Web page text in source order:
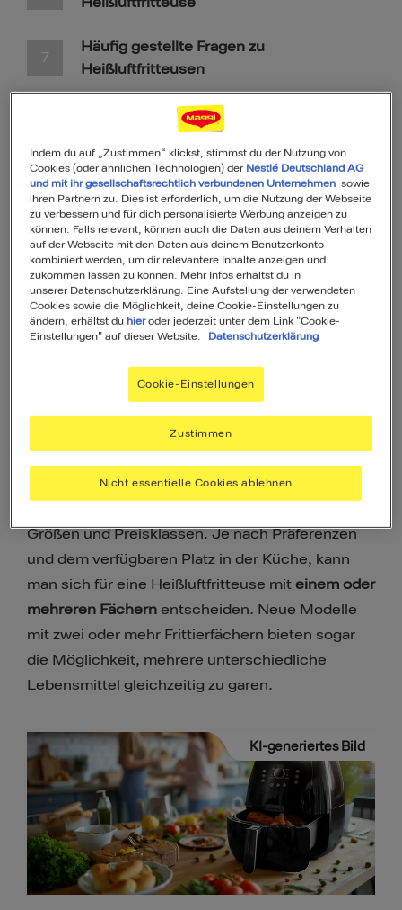
Häufig gestellte Fragen zu
Heißluftfritteusen
Was sind Heißluftfritteusen?
Heißluftfritteusensind aus vielen Küchen nicht
mehr wegzudenken und haben einen
regelrechten Trend ausgelöst. Diese Geräte sind
längst nicht mehr nur für knusprige Pommes
bekannt. Obwohl der Begriff „Fritteuse“ streng
genommen bedeutet, dass Speisen in Fett
gebraten werden, ist das bei der Heißluftfritteuse
eines Ölbads werden die Speisen durch
einem kleinen, leistungsstarken Umluft-
, jedochmit deutlich weniger Öl
Größen und Preisklassen. Je nach Präferenzen
und dem verfügbaren Platz in der Küche, kann
man sich für eine Heißluftfritteuse mit einem oder
mehreren Fächern entscheiden. Neue Modelle
mit zwei oder mehr Frittierfächern bieten sogar
die Möglichkeit, mehrere unterschiedliche
Lebensmittel gleichzeitig zu garen.
KI-generiertes Bild
Indem du auf „Zustimmen“ klickst, stimmst du der Nutzung von
Cookies (oder ähnlichen Technologien) der Nestlé Deutschland AG
und mit ihr gesellschaftsrechtlich verbundenen Unternehmen sowie
ihren Partnern zu. Dies ist erforderlich, um die Nutzung der Webseite
zu verbessern und für dich personalisierte Werbung anzeigen zu
können. Falls relevant, können auch die Daten aus deinem Verhalten
auf der Webseite mit den Daten aus deinem Benutzerkonto
kombiniert werden, um dir relevantere Inhalte anzeigen und
zukommen lassen zu können. Mehr Infos erhältst du in
unserer Datenschutzerklärung. Eine Aufstellung der verwendeten
Cookies sowie die Möglichkeit, deine Cookie-Einstellungen zu
ändern, erhältst duhieroder jederzeit unter dem Link "Cookie-
Einstellungen" auf dieser Website. Datenschutzerklärung
Cookie-Einstellungen
Nicht essentielle Cookies ablehnen
Zustimmen